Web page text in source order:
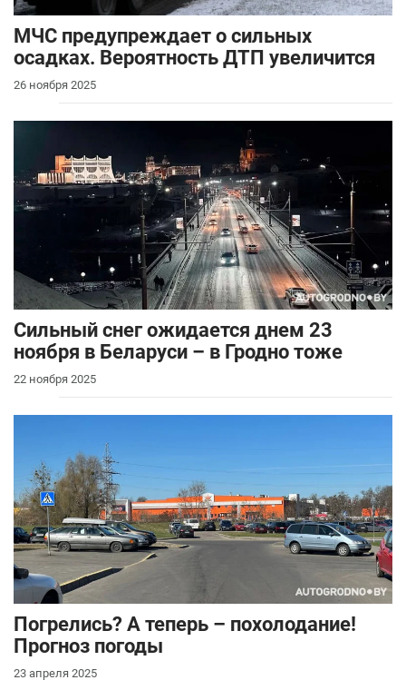
МЧС предупреждает о сильных
осадках. Вероятность ДТП увеличится
26 ноября 2025
Сильный снег ожидается днем 23
ноября в Беларуси – в Гродно тоже
22 ноября 2025
Погрелись? А теперь – похолодание!
Прогноз погоды
23 апреля 2025